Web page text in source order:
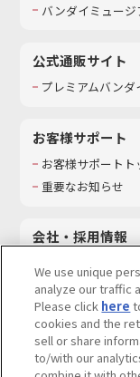
バンダイミュージ
公式通販サイト
プレミアムバンダ
お客様サポート
お客様サポートト
重要なお知らせ
会社・採用情報
採用情報
サステナビリティ
お問い合わせ
We use unique
analyze our traffic
Please click here
cookies and the
sell or share
to/with our